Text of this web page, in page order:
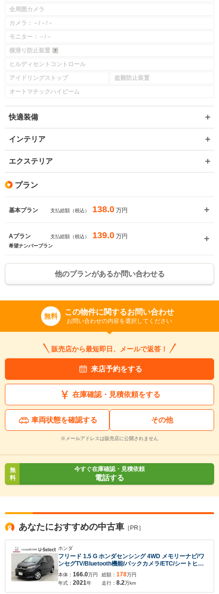
全周囲カメラ
カメラ：－/－/－
モニター：－/－
横滑り防止装置
ヒルディセントコントロール
アイドリングストップ
盗難防止装置
オートマチックハイビーム
快適装備
インテリア
エクステリア
プラン
基本プラン 支払総額（税込） 138.0 万円
Aプラン 支払総額（税込） 139.0 万円
希望ナンバープラン
他のプランがあるか問い合わせる
無料 この物件に関するお問い合わせ
お問い合わせの内容を選択してください
販売店から最短即日、メールで返答！
来店予約をする
在庫確認・見積依頼をする
車両状態を確認する その他
※メールアドレスは販売店に公開されません
無
料
今すぐ在庫確認・見積依頼
電話する
あなたにおすすめの中古車 ［PR］
ホンダ
フリード 1.5 G ホンダセンシング 4WD メモリーナビ/ワ
ンセグTV/Bluetooth機能/バックカメラ/ETC/シートヒー
ター/左右電動スライドドア
本体： 166.0万円
年式： 2021年
総額： 178万円
走行： 8.2万km
※次回問い合わせをする際に自動入力されます
※保存された情報は
いいえ